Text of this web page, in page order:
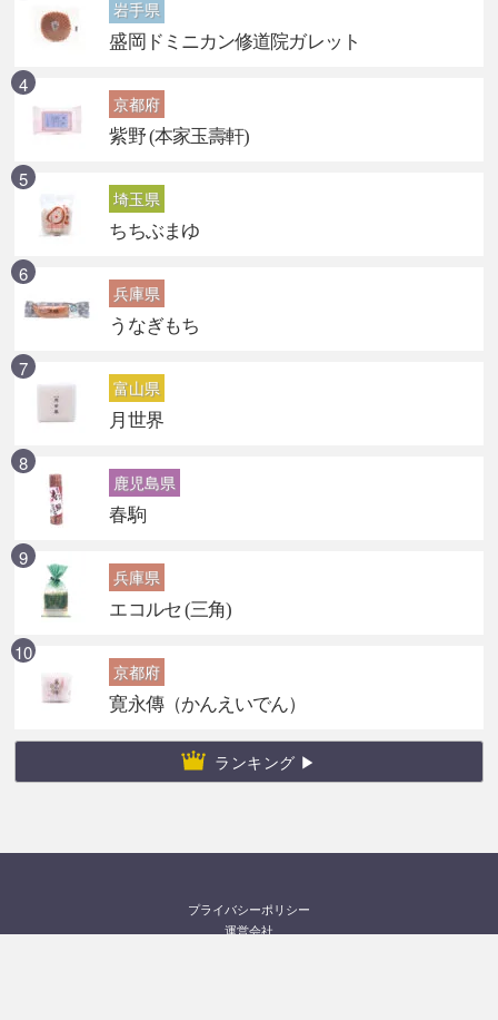
岩手県
盛岡ドミニカン修道院ガレット
京都府
紫野 (本家玉壽軒)
埼玉県
ちちぶまゆ
兵庫県
うなぎもち
富山県
月世界
鹿児島県
春駒
兵庫県
エコルセ (三角)
京都府
寛永傳（かんえいでん）
ランキング ▶
プライバシーポリシー
運営会社